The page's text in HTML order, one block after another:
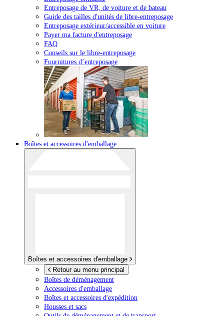
Entreposage de VR, de voiture et de bateau
Guide des tailles d'unités de libre-entreposage
Entreposage extérieur/accessible en voiture
Payer ma facture d'entreposage
FAQ
Conseils sur le libre-entreposage
Fournitures d’entreposage
Boîtes et accessoires d'emballage
Boîtes et accessoires d'emballage
Retour au menu principal
Boîtes de déménagement
Accessoires d'emballage
Boîtes et accessoires d'expédition
Housses et sacs